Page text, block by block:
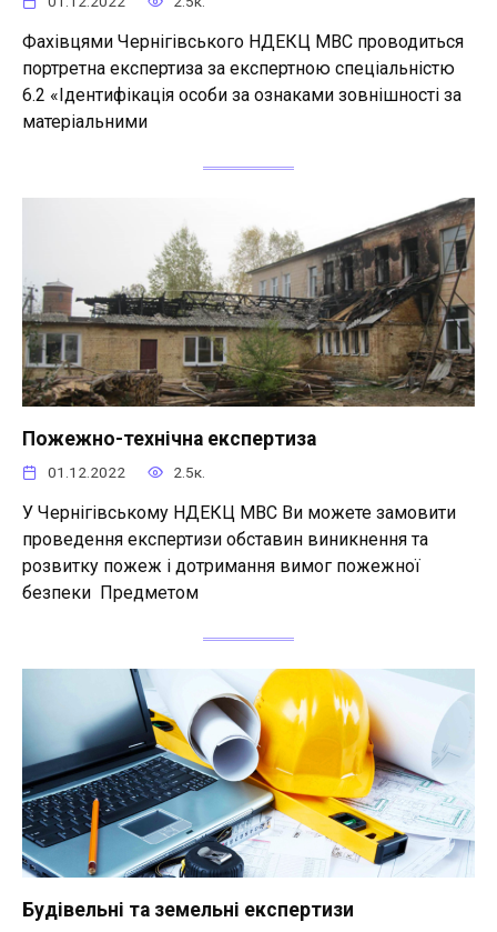
Фахівцями Чернігівського НДЕКЦ МВС проводиться
портретна експертиза за експертною спеціальністю
6.2 «Ідентифікація особи за ознаками зовнішності за
матеріальними
Пожежно-технічна експертиза
01.12.2022 2.5к.
У Чернігівському НДЕКЦ МВС Ви можете замовити
проведення експертизи обставин виникнення та
розвитку пожеж і дотримання вимог пожежної
безпеки Предметом
Будівельні та земельні експертизи